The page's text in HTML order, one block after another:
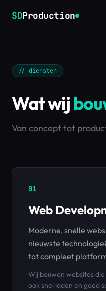
SDProduction
// diensten
Wat wij
Van concept tot
01
Web
Moderne, snelle
nieuwste
tot compleet
Wij bouwen websites
ook snel laden en goed